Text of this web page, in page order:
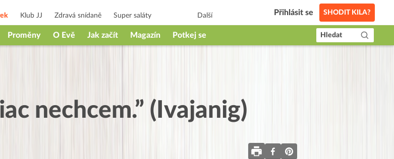
Klub JJ Zdravá snídaně Super saláty Další Přihlásit se SHODIT KILA?
Proměny O Evě Jak začít Magazín Potkej se Hledat
nechcem.” (Ivajanig)